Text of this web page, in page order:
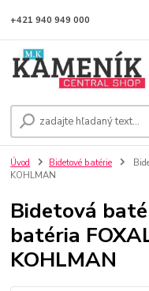
+421 940 949 000
Úvod Bidetové batérie
KOHLMAN
Bidetová
batéria
KOHLMAN